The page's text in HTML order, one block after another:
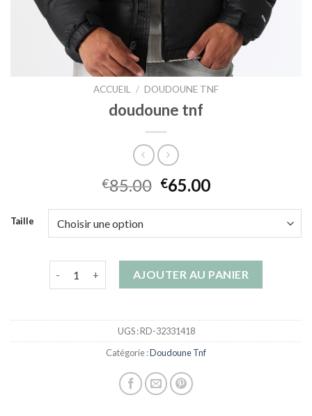
ACCUEIL / DOUDOUNE TNF
doudoune tnf
€85.00 €65.00
Taille
quantité de doudoune tnfAJOUTER AU PANIER
UGS :RD-32331418
Catégorie :Doudoune Tnf